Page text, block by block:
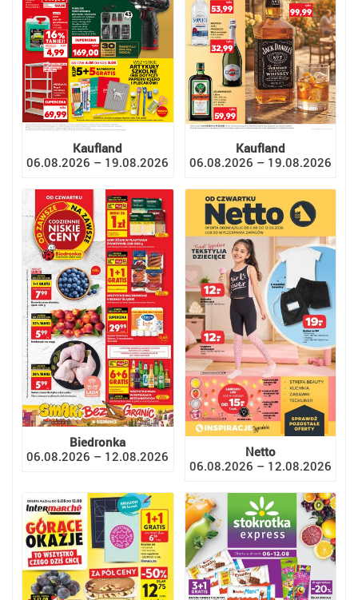
Kaufland
06.08.2026 – 19.08.2026
Kaufland
06.08.2026 – 19.08.2026
Biedronka
06.08.2026 – 12.08.2026
Netto
06.08.2026 – 12.08.2026